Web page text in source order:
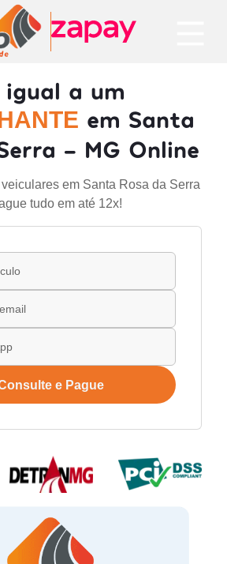
a um
em Santa
- MG Online
em Santa Rosa da Serra
tudo em até 12x!
e Pague